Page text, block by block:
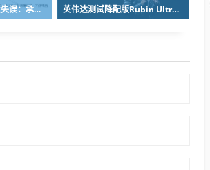
粉笔公开信自曝决策失误：承认鸡贼 蹭热度 舍不得成本想多收钱 英伟达测试降配版Rubin Ultra GPU：HBM短缺下芯片厂商如何破局